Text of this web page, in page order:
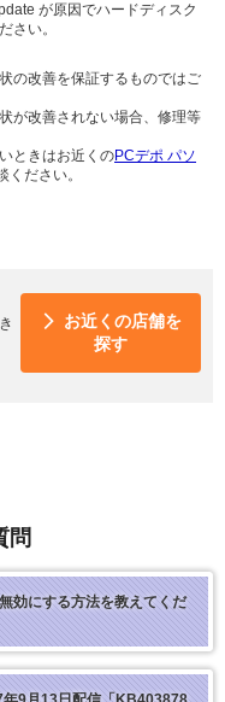
が原因でハードディスク
さい。
の改善を保証するものではご
が改善されない場合、修理等
ときはお近くのPCデポ パソ
ください。
お近くの店舗を
探す
問
効にする方法を教えてくだ